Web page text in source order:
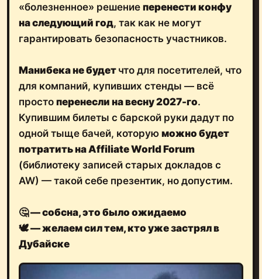
«болезненное» решение перенести конфу
на следующий год, так как не могут
гарантировать безопасность участников.
Манибека не будет что для посетителей, что
для компаний, купивших стенды — всё
просто перенесли на весну 2027-го.
Купившим билеты с барской руки дадут по
одной тыще бачей, которую можно будет
потратить на Affiliate World Forum
(библиотеку записей старых докладов с
AW) — такой себе презентик, но допустим.
🤔— собсна, это было ожидаемо
🕊️ — желаем сил тем, кто уже застрял в
Дубайске